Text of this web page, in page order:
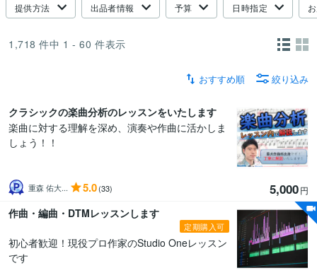
提供方法 出品者情報 予算 日時指定
1,718 件中 1 - 60 件表示
おすすめ順 絞り込み
クラシックの楽曲分析のレッスンをいたします
楽曲に対する理解を深め、演奏や作曲に活かしま
しょう！！
重森 佑大... 5.0(33) 5,000円
作曲・編曲・DTMレッスンします
定期購入可
初心者歓迎！現役プロ作家のStudio Oneレッスン
です